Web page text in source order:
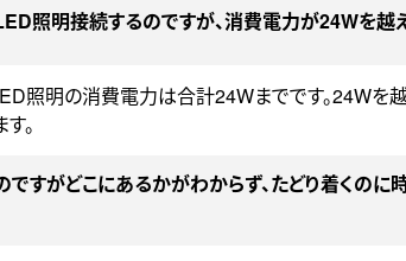
照明接続するのですが、消費電力が24Wを越
照明の消費電力は合計24Wまでです。24Wを
。
すがどこにあるかがわからず、たどり着くのに